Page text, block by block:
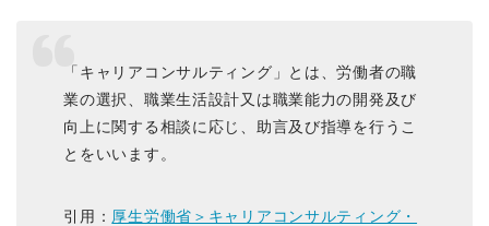
「キャリアコンサルティング」とは、労働者の職
業の選択、職業生活設計又は職業能力の開発及び
向上に関する相談に応じ、助言及び指導を行うこ
とをいいます。
引用： 厚生労働省＞キャリアコンサルティング・